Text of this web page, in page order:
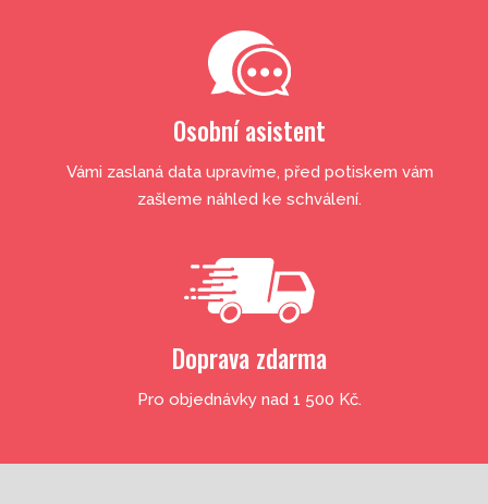
Osobní asistent
Vámi zaslaná data upravíme, před potiskem vám
zašleme náhled ke schválení.
Doprava zdarma
Pro objednávky nad 1 500 Kč.